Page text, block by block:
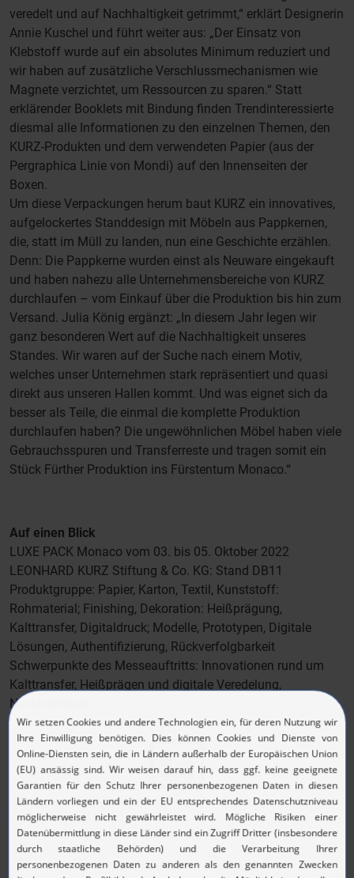
veredelt und auf Nachhaltigkeit getrimmt,“ erklärt Designerin
Annie Kuschel und führt weiter aus: „Der Einsatz von
Klebstoff wurde auf ein absolutes Minimum reduziert und
wir haben auf zusätzliche Verschlussmechanismen wie
Magnete verzichtet, um Ressourcen zu sparen.“ Statt
erklärender Booklets mit Bindung finden Trendinteressierte
diesmal alle Informationen zu den einzelnen Themen, den
KURZ-Produkten und dem verwendeten Papier (aus der
Pergraphica Linie von Mondi) auf den Innenseiten der
Boxen.
Um diese Verpackungen herum baut KURZ ein innovatives,
aufgelockertes Standdesign mit Möbeln aus Pappkernen,
die, statt im Müll zu landen, nun eine Geschichte erzählen.
Denn: Die Pappkerne wurden einst als Neuware eingekauft
und haben nahezu alle Unternehmensbereiche von KURZ
durchlaufen – vom Einkauf über die Produktion bis hin zum
Versand. Julia König ergänzt: „In diesem Jahr legen wir
ganz besonderen Wert auf die Nachhaltigkeit unseres
Standes. Wir waren auf der Suche nach einem Motiv,
welches unser Unternehmen stark repräsentiert und quasi
direkt aus unseren Hallen kommt. Und was eignet sich da
besser als Teile, die einmal die komplette Produktion
durchlaufen haben? Die ungewöhnlichen Möbel haben viele
Gebrauchsspuren und Transferreste und tragen somit ein
Stück Fürther Produktion ins Fürstentum Monaco.“
Auf einen Blick
LUXE PACK Monaco vom 03. bis 05. Oktober 2022
LEONHARD KURZ Stiftung & Co. KG: Stand DB11
Produktgruppe: Papier, Karton, Textil, Kunststoff:
Rohmaterial; Finishing, Dekoration: Heißprägung,
Kalttransfer, Digitaldruck; Modelle, Prototypen, Digitale
Lösungen, Authentifizierung, Rückverfolgbarkeit
Schwerpunkte des Messeauftritts: Innovationen rund um
Kalttransfer, Heißprägen und digitale Veredelung,
Nachhaltigkeit
(PDF, 148.65 KB)